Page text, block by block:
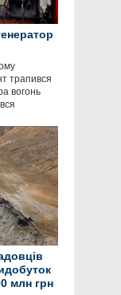
трапився
вогонь
млн грн